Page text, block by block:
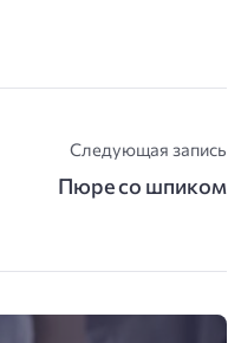
Следующая запись
Пюре со шпиком